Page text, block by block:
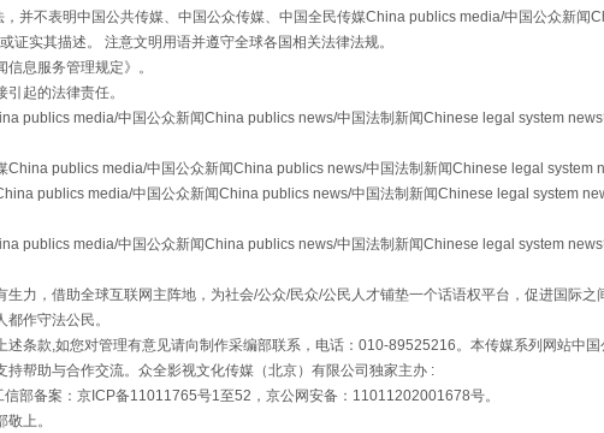
并不表明中国公共传媒、中国公众传媒、中国全民传媒China publics media/中国公众新闻
实其描述。 注意文明用语并遵守全球各国相关法律法规。
信息服务管理规定》。
起的法律责任。
publics media/中国公众新闻China publics news/中国法制新闻Chinese legal system
China publics media/中国公众新闻China publics news/中国法制新闻Chinese legal system
publics media/中国公众新闻China publics news/中国法制新闻Chinese legal system
publics media/中国公众新闻China publics news/中国法制新闻Chinese legal system
力，借助全球互联网主阵地，为社会/公众/民众/公民人才铺垫一个话语权平台，促进国际之
作守法公民。
条款,如您对管理有意见请向制作采编部联系，电话：010-89525216。本传媒系列网站中
帮助与合作交流。众全影视文化传媒（北京）有限公司独家主办 :
部备案：京ICP备11011765号1至52，京公网安备：11011202001678号。
上。